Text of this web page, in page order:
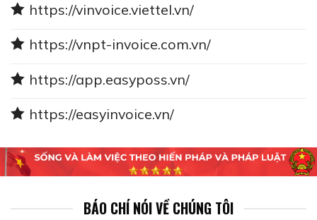
https://vinvoice.viettel.vn/
https://vnpt-invoice.com.vn/
https://app.easyposs.vn/
https://easyinvoice.vn/
BÁO CHÍ NÓI VỀ CHÚNG TÔI